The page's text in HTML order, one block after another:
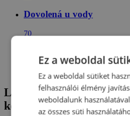
Dovolená u vody
70
Lengyel-Tátra: Panzió
korlátlan wellnessel,
Ez a weboldal
Ez a weboldal sütiket
felhasználói élmény
weboldalunk
az összes süti